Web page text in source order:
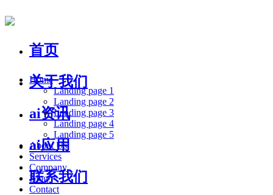
首页
关于我们
ai资讯
ai应用
联系我们
Home
Landing page 1
Landing page 2
Landing page 3
Landing page 4
Landing page 5
About Us
Services
Company
Blog
Contact